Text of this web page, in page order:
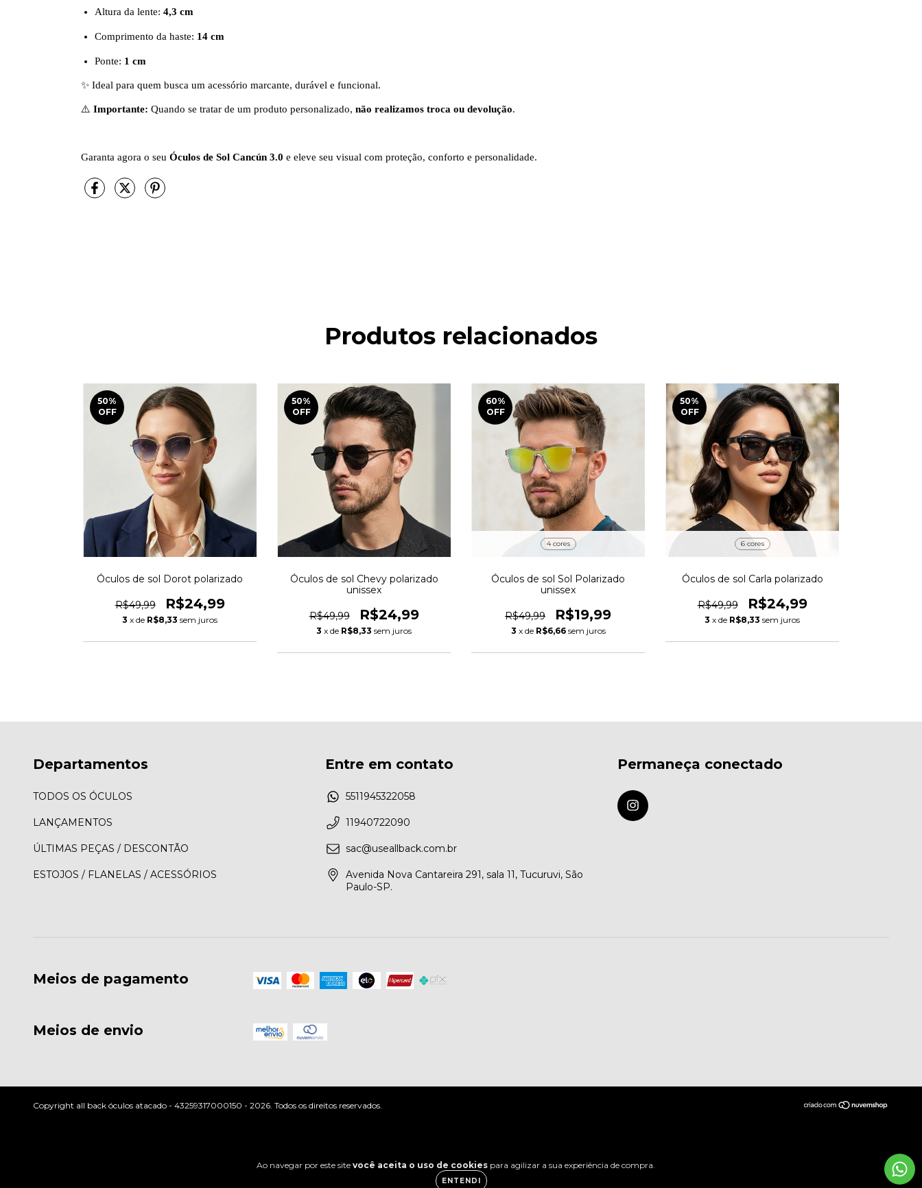
Ao navegar por este site você aceita o uso de cookiespara agilizar a sua experiência de compra.
ENTENDI
Altura da lente: 4,3 cm
Comprimento da haste: 14 cm
Ponte: 1 cm
✨ Ideal para quem busca um acessório marcante, durável e funcional.
⚠️ Importante: Quando se tratar de um produto personalizado, não realizamos troca ou devolução.
Garanta agora o seu Óculos de Sol Cancún 3.0 e eleve seu visual com proteção, conforto e personalidade.
Produtos relacionados
50%
OFF
Óculos de sol Dorot polarizado
R$49,99 R$24,99
3 x de R$8,33 sem juros
50%
OFF
Óculos de sol Chevy polarizado
unissex
R$49,99 R$24,99
3 x de R$8,33 sem juros
60%
OFF
4 cores
Óculos de sol Sol Polarizado
unissex
R$49,99 R$19,99
3 x de R$6,66 sem juros
50%
OFF
6 cores
Óculos de sol Carla polarizado
R$49,99 R$24,99
3 x de R$8,33 sem juros
Departamentos
TODOS OS ÓCULOS
LANÇAMENTOS
ÚLTIMAS PEÇAS / DESCONTÃO
ESTOJOS / FLANELAS / ACESSÓRIOS
Entre em contato
5511945322058
11940722090
sac@useallback.com.br
Avenida Nova Cantareira 291, sala 11, Tucuruvi, São
Paulo-SP.
Permaneça conectado
Meios de pagamento
Meios de envio
Copyright all back óculos atacado - 43259317000150 - 2026. Todos os direitos reservados.